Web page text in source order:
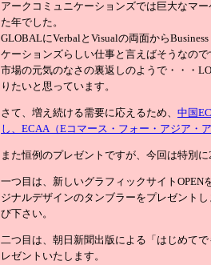
アークコミュニケーションズでは巨大なマ
た年でした。
GLOBALにVerbalとVisualの両面から
ケーションズらしい仕事と言えばそうなの
市場の元気のなさの裏返しのようで・・・
りたいと思っています。
さて、増え続ける需要に応えるため、 中国
し、ECAA（Eコマース・フォー・アジア・
また恒例のプレゼントですが、今回は特別
一つ目は、新しいグラフィックサイト
ジナルデザインのタンブラーをプレゼント
び下さい。
二つ目は、朝日新聞出版による「はじめて
レゼントいたします。